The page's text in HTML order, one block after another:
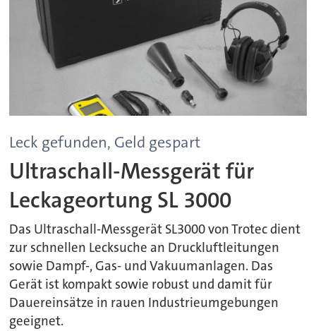
Leck gefunden, Geld gespart
Ultraschall-Messgerät für
Leckageortung SL 3000
Das Ultraschall-Messgerät SL3000 von Trotec dient
zur schnellen Lecksuche an Druckluftleitungen
sowie Dampf-, Gas- und Vakuumanlagen. Das
Gerät ist kompakt sowie robust und damit für
Dauereinsätze in rauen Industrieumgebungen
geeignet.